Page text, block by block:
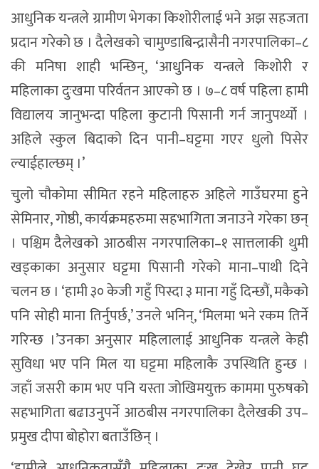
आधुनिक यन्त्रले ग्रामीण भेगका किशोरीलाई भने अझ सहजता
प्रदान गरेको छ । दैलेखको चामुण्डाबिन्द्रासैनी नगरपालिका–८
की मनिषा शाही भन्छिन्, ‘आधुनिक यन्त्रले किशोरी र
महिलाका दुःखमा परिर्वतन आएको छ । ७–८ वर्ष पहिला हामी
विद्यालय जानुभन्दा पहिला कुटानी पिसानी गर्न जानुपर्थ्यो ।
अहिले स्कुल बिदाको दिन पानी–घट्टमा गएर धुलो पिसेर
ल्याईहाल्छम् ।’
चुलो चौकोमा सीमित रहने महिलाहरु अहिले गाउँघरमा हुने
सेमिनार, गोष्ठी, कार्यक्रमहरुमा सहभागिता जनाउने गरेका छन्
। पश्चिम दैलेखको आठबीस नगरपालिका–१ सात्तलाकी थुमी
खड्काका अनुसार घट्टमा पिसानी गरेको माना–पाथी दिने
चलन छ । ‘हामी ३० केजी गहुँ पिस्दा ३ माना गहुँ दिन्छौं, मकैको
पनि सोही माना तिर्नुपर्छ,’ उनले भनिन्, ‘मिलमा भने रकम तिर्ने
गरिन्छ ।’उनका अनुसार महिलालाई आधुनिक यन्त्रले केही
सुविधा भए पनि मिल या घट्टमा महिलाकै उपस्थिति हुन्छ ।
जहाँ जसरी काम भए पनि यस्ता जोखिमयुक्त काममा पुरुषको
सहभागिता बढाउनुपर्ने आठबीस नगरपालिका दैलेखकी उप–
प्रमुख दीपा बोहोरा बताउँछिन् ।